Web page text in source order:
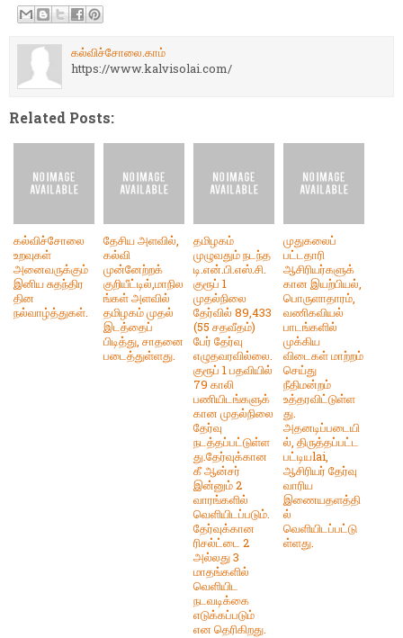
கல்விச்சோலை.காம்
https://www.kalvisolai.com/
Related Posts:
கல்விச்சோலை
உறவுகள்
அனைவருக்கும்
இனிய சுதந்திர
தின
நல்வாழ்த்துகள்.
தேசிய அளவில்,
கல்வி
முன்னேற்றக்
குறியீட்டில்,மாநில
ங்கள் அளவில்
தமிழகம் முதல்
இடத்தைப்
பிடித்து, சாதனை
படைத்துள்ளது.
தமிழகம்
முழுவதும் நடந்த
டி.என்.பி.எஸ்.சி.
குரூப் 1
முதல்நிலை
தேர்வில் 89,433
(55 சதவீதம்)
பேர் தேர்வு
எழுதவரவில்லை.
குரூப் 1 பதவியில்
79 காலி
பணியிடங்களுக்
கான முதல்நிலை
தேர்வு
நடத்தப்பட்டுள்ள
து.தேர்வுக்கான
கீ ஆன்சர்
இன்னும் 2
வாரங்களில்
வெளியிடப்படும்.
தேர்வுக்கான
ரிசல்ட்டை 2
அல்லது 3
மாதங்களில்
வெளியிட
நடவடிக்கை
எடுக்கப்படும்
என தெரிகிறது.
முதுகலைப்
பட்டதாரி
ஆசிரியர்களுக்
கான இயற்பியல்,
பொருளாதாரம்,
வணிகவியல்
பாடங்களில்
முக்கிய
விடைகள் மாற்றம்
செய்து
நீதிமன்றம்
உத்தரவிட்டுள்ள
து.
அதனடிப்படையி
ல், திருத்தப்பட்ட
பட்டியlai,
ஆசிரியர் தேர்வு
வாரிய
இணையதளத்தி
ல்
வெளியிடப்பட்டு
ள்ளது.